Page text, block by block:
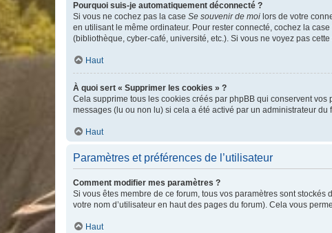
Pourquoi suis-je automatiquement déconnecté ?
Si vous ne cochez pas la case Se souvenir de moi lors de votre
en utilisant le même ordinateur. Pour rester connecté, cochez la case
(bibliothèque, cyber-café, université, etc.). Si vous ne voyez pas
Haut
À quoi sert « Supprimer les cookies » ?
Cela supprime tous les cookies créés par phpBB qui conservent
messages (lu ou non lu) si cela a été activé par un administrateur
Haut
Paramètres et préférences de l’utilisateur
Comment modifier mes paramètres ?
Si vous êtes membre de ce forum, tous vos paramètres sont
votre nom d’utilisateur en haut des pages du forum). Cela vous
Haut